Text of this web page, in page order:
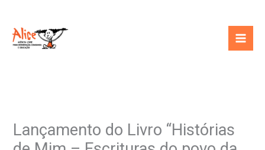
conteúdo
Lançamento do Livro “Histórias